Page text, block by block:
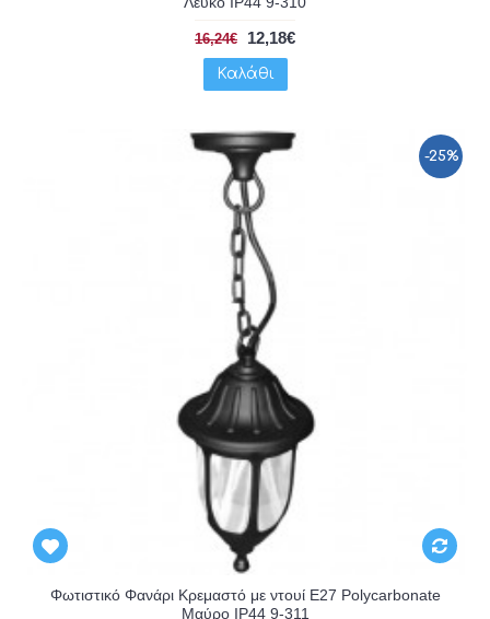
16,24€ 12,18€
Καλάθι
-25%
Φωτιστικό Φανάρι Κρεμαστό με ντουί E27 Polycarbonate
Μαύρο IP44 9-311